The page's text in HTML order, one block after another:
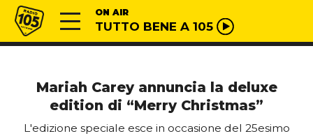
Vai al contenuto
Radio 105 ON AIR
TUTTO BENE A 105
Mariah Carey annuncia la deluxe
edition di “Merry Christmas”
L'edizione speciale esce in occasione del 25esimo